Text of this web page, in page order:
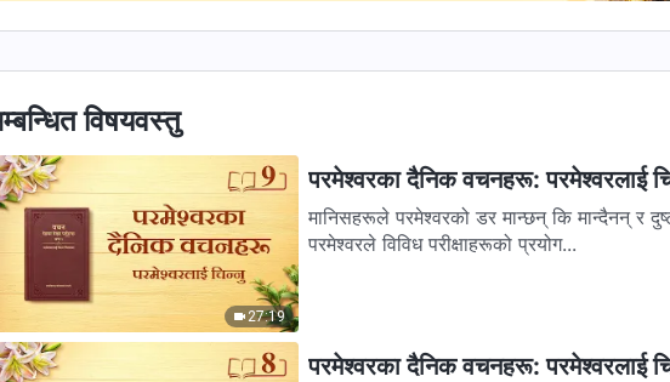
विषयवस्तु
27:19
परमेश्‍वरका दैनिक वचनहरू: परमेश्‍वरलाई
मानिसहरूले परमेश्‍वरको डर मान्छन् कि मान्दैनन् र
परमेश्‍वरले विविध परीक्षाहरूको प्रयोग...
परमेश्‍वरका दैनिक वचनहरू: परमेश्‍वरलाई